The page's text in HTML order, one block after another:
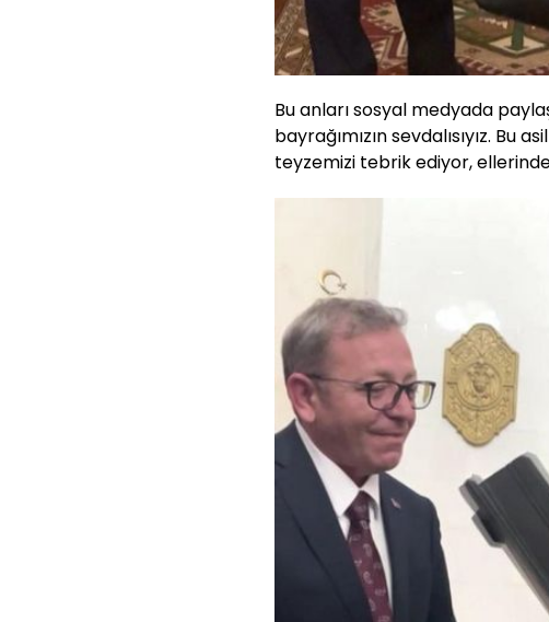
Bu anları sosyal medyada
bayrağımızın sevdalısıyız. Bu
teyzemizi tebrik ediyor,